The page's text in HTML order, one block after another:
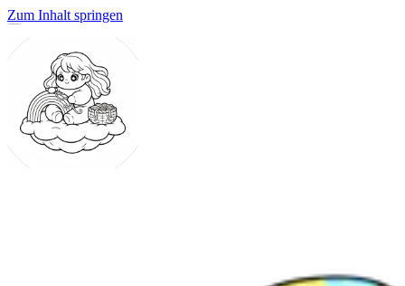
Zum Inhalt springen